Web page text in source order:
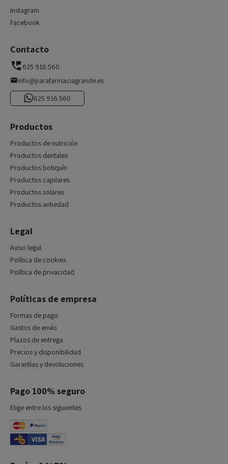
Instagram
Facebook
Contacto
625 916 560
info@parafarmaciagrande.es
625 916 560
Productos
Productos de nutrición
Productos dentales
Productos botiquín
Productos capilares
Productos solares
Productos antiedad
Legal
Aviso legal
Política de cookies
Política de privacidad
Políticas de empresa
Formas de pago
Gastos de envío
Plazos de entrega
Precios y disponibilidad
Garantías y devoluciones
Pago 100% seguro
Elige entre los siguientes